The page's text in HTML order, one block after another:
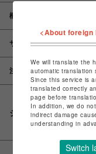
概要
サイズ
注意事項
シェアする
<About foreign
We will translate the
automatic translation
Since this service is
translated correctly
page before
In addition, we do
indirect damage
understanding in
Switch